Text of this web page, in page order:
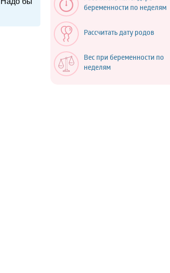
беременности по неделям
Рассчитать дату родов
Вес при беременности по
неделям